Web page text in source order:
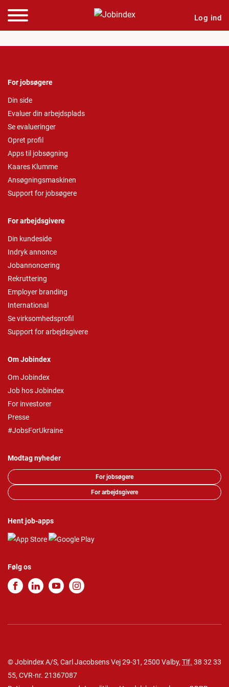
Log ind
For jobsøgere
Din side
Evaluer din arbejdsplads
Se evalueringer
Opret profil
Apps til jobsøgning
Kaares Klumme
Ansøgningsmaskinen
Support for jobsøgere
For arbejdsgivere
Din kundeside
Indryk annonce
Jobannoncering
Rekruttering
Employer branding
International
Se virksomhedsprofil
Support for arbejdsgivere
Om Jobindex
Om Jobindex
Job hos Jobindex
For investorer
Presse
#JobsForUkraine
Modtag nyheder
For jobsøgere
For arbejdsgivere
Hent job-apps
Følg os
© Jobindex A/S, Carl Jacobsens Vej 29-31, 2500 Valby, Tlf. 38 32 33
55, CVR-nr. 21367087